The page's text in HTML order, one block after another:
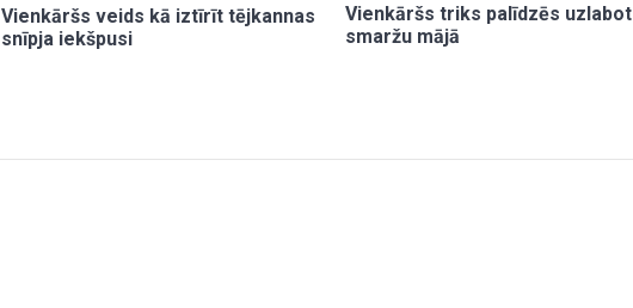
Vienkāršs veids kā iztīrīt tējkannas
snīpja iekšpusi
Vienkāršs triks palīdzēs uzlabot
smaržu mājā